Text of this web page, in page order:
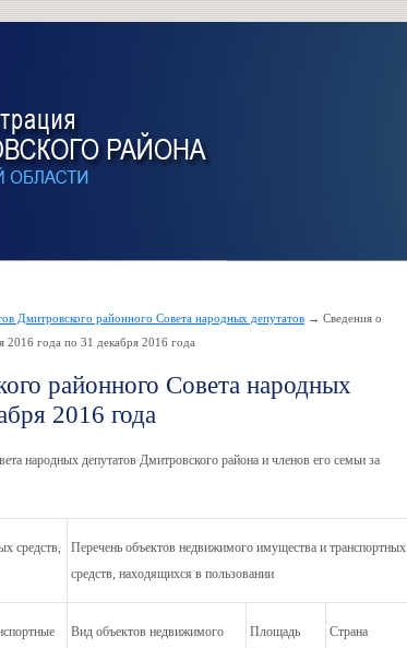
Дмитровского районного Совета народных депутатов → Сведения о
2016 года по 31 декабря 2016 года
районного Совета народных
2016 года
народных депутатов Дмитровского района и членов его семьи за
средств,
Перечень объектов недвижимого имущества и транспортных
средств, находящихся в пользовании
Вид объектов недвижимого
Площадь
Страна